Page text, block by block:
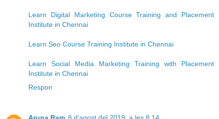
Learn Digital Marketing Course Training and Placement
Institute in Chennai
Learn Seo Course Training Institute in Chennai
Learn Social Media Marketing Training with Placement
Institute in Chennai
Respon